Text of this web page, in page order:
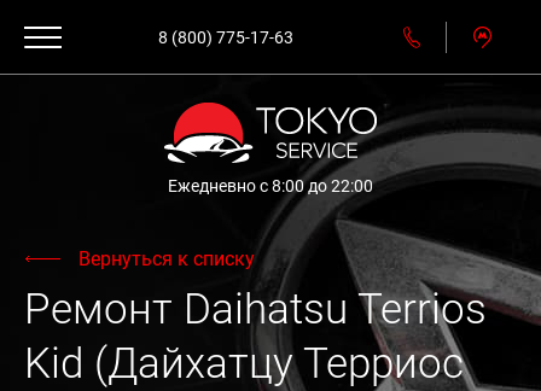
8 (800) 775-17-63
Ежедневно с 8:00 до 22:00
Вернуться к списку
Ремонт Daihatsu Terrios
Kid (Дайхатцу Терриос